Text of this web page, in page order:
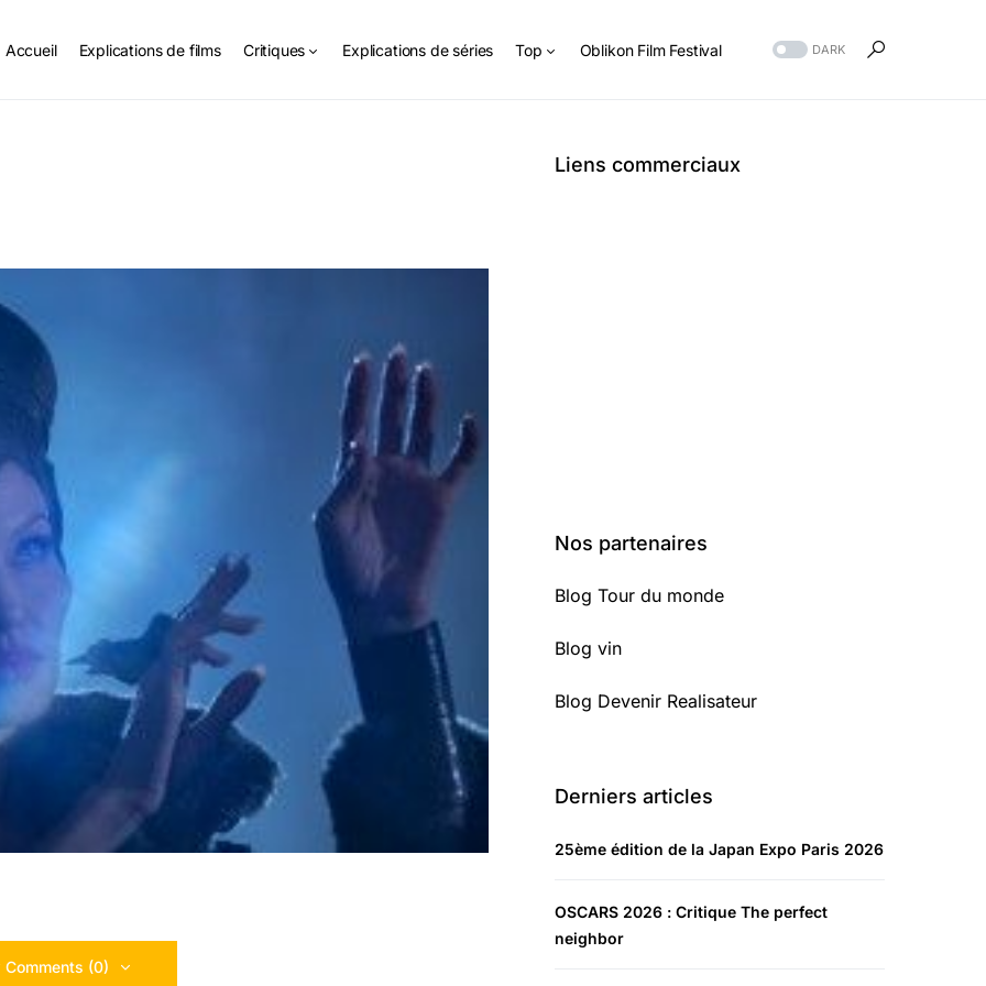
Accueil Explications de films Critiques Explications de séries Top Oblikon Film Festival DARK
Comments (0)
Liens commerciaux
Nos partenaires
Blog Tour du monde
Blog vin
Blog Devenir Realisateur
Derniers articles
25ème édition de la Japan Expo Paris 2026
OSCARS 2026 : Critique The perfect
neighbor